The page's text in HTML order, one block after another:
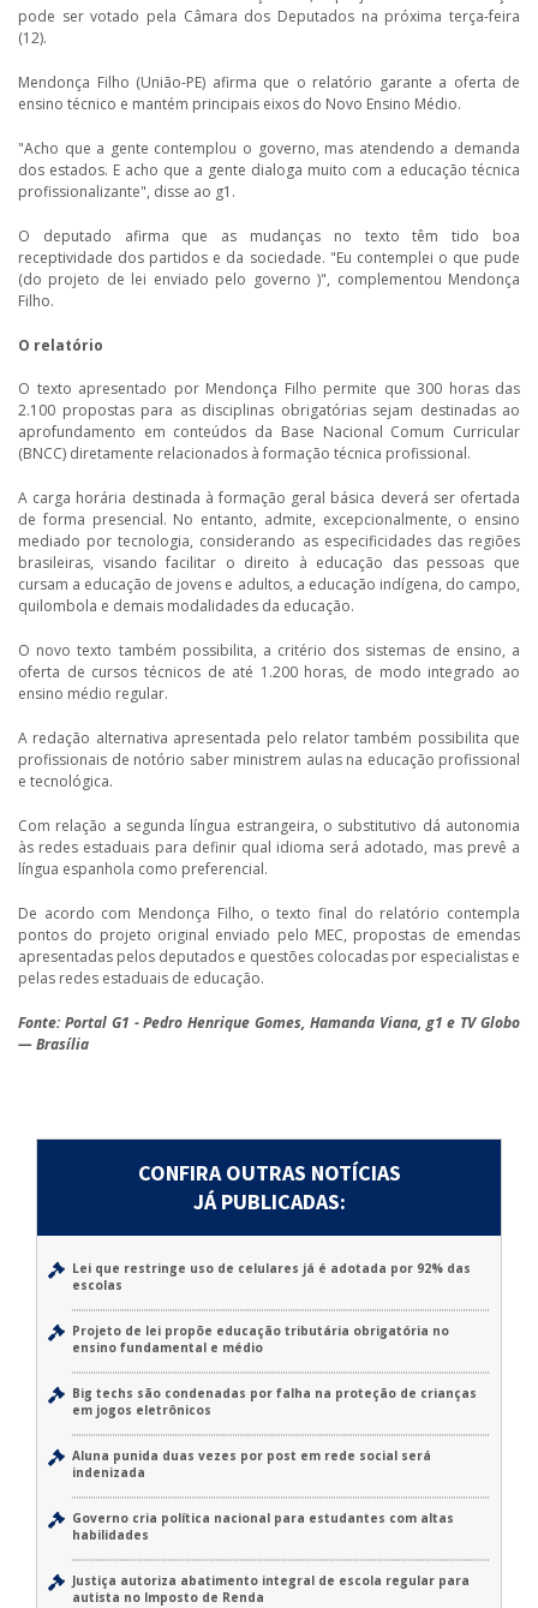
pode ser votado pela Câmara dos Deputados na próxima terça-feira
(12).
Mendonça Filho (União-PE) afirma que o relatório garante a oferta de
ensino técnico e mantém principais eixos do Novo Ensino Médio.
"Acho que a gente contemplou o governo, mas atendendo a demanda
dos estados. E acho que a gente dialoga muito com a educação técnica
profissionalizante", disse ao g1.
O deputado afirma que as mudanças no texto têm tido boa
receptividade dos partidos e da sociedade. "Eu contemplei o que pude
(do projeto de lei enviado pelo governo )", complementou Mendonça
Filho.
O relatório
O texto apresentado por Mendonça Filho permite que 300 horas das
2.100 propostas para as disciplinas obrigatórias sejam destinadas ao
aprofundamento em conteúdos da Base Nacional Comum Curricular
(BNCC) diretamente relacionados à formação técnica profissional.
A carga horária destinada à formação geral básica deverá ser ofertada
de forma presencial. No entanto, admite, excepcionalmente, o ensino
mediado por tecnologia, considerando as especificidades das regiões
brasileiras, visando facilitar o direito à educação das pessoas que
cursam a educação de jovens e adultos, a educação indígena, do campo,
quilombola e demais modalidades da educação.
O novo texto também possibilita, a critério dos sistemas de ensino, a
oferta de cursos técnicos de até 1.200 horas, de modo integrado ao
ensino médio regular.
A redação alternativa apresentada pelo relator também possibilita que
profissionais de notório saber ministrem aulas na educação profissional
e tecnológica.
Com relação a segunda língua estrangeira, o substitutivo dá autonomia
às redes estaduais para definir qual idioma será adotado, mas prevê a
língua espanhola como preferencial.
De acordo com Mendonça Filho, o texto final do relatório contempla
pontos do projeto original enviado pelo MEC, propostas de emendas
apresentadas pelos deputados e questões colocadas por especialistas e
pelas redes estaduais de educação.
Fonte: Portal G1 - Pedro Henrique Gomes, Hamanda Viana, g1 e TV Globo
— Brasília
CONFIRA OUTRAS NOTÍCIAS
JÁ PUBLICADAS:
Lei que restringe uso de celulares já é adotada por 92% das
escolas
Projeto de lei propõe educação tributária obrigatória no
ensino fundamental e médio
Big techs são condenadas por falha na proteção de crianças
em jogos eletrônicos
Aluna punida duas vezes por post em rede social será
indenizada
Governo cria política nacional para estudantes com altas
habilidades
Justiça autoriza abatimento integral de escola regular para
autista no Imposto de Renda